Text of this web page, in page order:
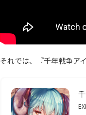
それでは、『千年戦争ア